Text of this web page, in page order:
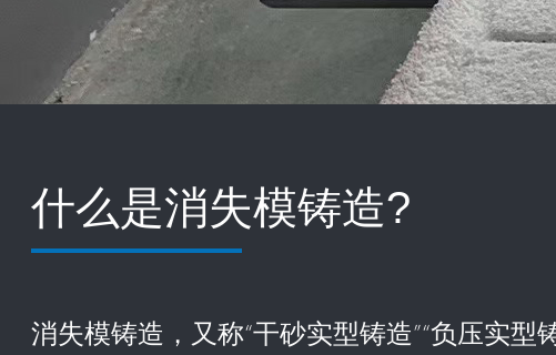
什么是消失模铸造?
消失模铸造，又称“干砂实型铸造”“负压实